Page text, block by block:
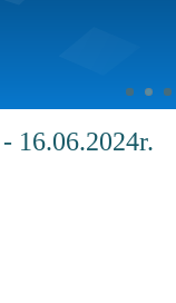
16.06.2024r.